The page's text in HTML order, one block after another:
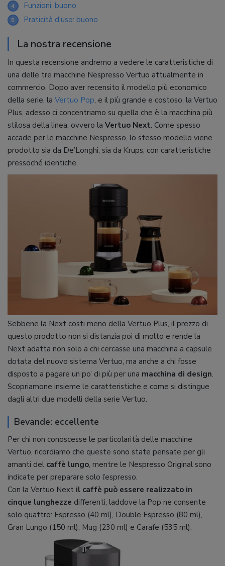
4 Funzioni: buono
5 Praticità d'uso: buono
La nostra recensione
In questa recensione andremo a vedere le caratteristiche di
una delle tre macchine Nespresso Vertuo attualmente in
commercio. Dopo aver recensito il modello più economico
della serie, la Vertuo Pop, e il più grande e costoso, la Vertuo
Plus, adesso ci concentriamo su quella che è la macchina più
stilosa della linea, ovvero la Vertuo Next. Come spesso
accade per le macchine Nespresso, lo stesso modello viene
prodotto sia da De’Longhi, sia da Krups, con caratteristiche
pressoché identiche.
Sebbene la Next costi meno della Vertuo Plus, il prezzo di
questo prodotto non si distanzia poi di molto e rende la
Next adatta non solo a chi cercasse una macchina a capsule
dotata del nuovo sistema Vertuo, ma anche a chi fosse
disposto a pagare un po’ di più per una macchina di design.
Scopriamone insieme le caratteristiche e come si distingue
dagli altri due modelli della serie Vertuo.
Bevande: eccellente
Per chi non conoscesse le particolarità delle macchine
Vertuo, ricordiamo che queste sono state pensate per gli
amanti del caffè lungo, mentre le Nespresso Original sono
indicate per preparare solo l’espresso.
Con la Vertuo Next il caffè può essere realizzato in
cinque lunghezze differenti, laddove la Pop ne consente
solo quattro: Espresso (40 ml), Double Espresso (80 ml),
Gran Lungo (150 ml), Mug (230 ml) e Carafe (535 ml).